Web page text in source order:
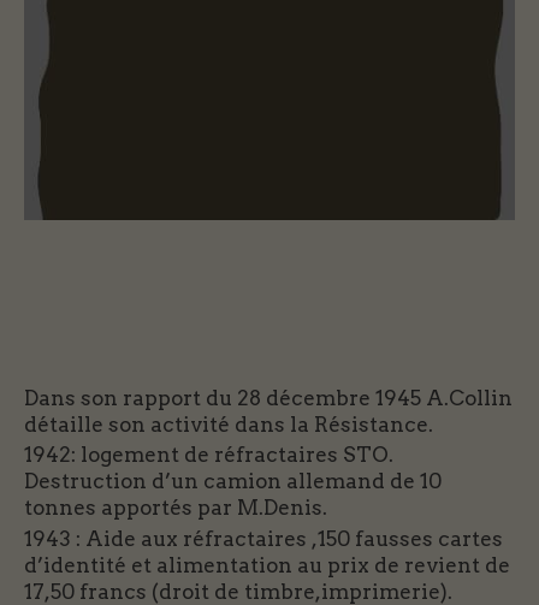
Dans son rapport du 28 décembre 1945 A.Collin
détaille son activité dans la Résistance.
1942: logement de réfractaires STO.
Destruction d’un camion allemand de 10
tonnes apportés par M.Denis.
1943 : Aide aux réfractaires ,150 fausses cartes
d’identité et alimentation au prix de revient de
17,50 francs (droit de timbre,imprimerie).